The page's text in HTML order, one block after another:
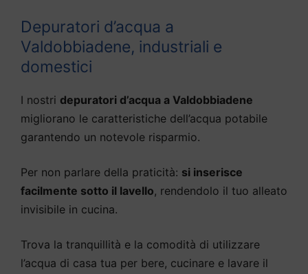
Depuratori d’acqua a
Valdobbiadene, industriali e
domestici
I nostri depuratori d’acqua a Valdobbiadene
migliorano le caratteristiche dell’acqua potabile
garantendo un notevole risparmio.
Per non parlare della praticità: si inserisce
facilmente sotto il lavello, rendendolo il tuo alleato
invisibile in cucina.
Trova la tranquillità e la comodità di utilizzare
l’acqua di casa tua per bere, cucinare e lavare il